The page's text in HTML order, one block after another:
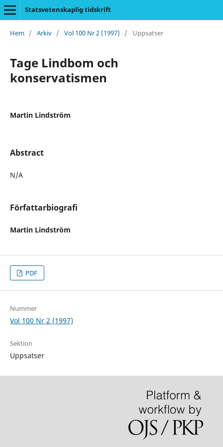
Statsvetenskaplig tidskrift
Hem / Arkiv / Vol 100 Nr 2 (1997) / Uppsatser
Tage Lindbom och
konservatismen
Martin Lindström
Abstract
N/A
Författarbiografi
Martin Lindström
PDF
Nummer
Vol 100 Nr 2 (1997)
Sektion
Uppsatser